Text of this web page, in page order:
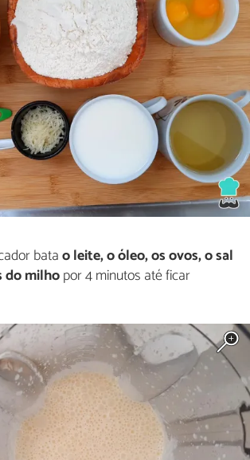
batao leite, o óleo, os ovos, o sal
do milhopor 4 minutos até ficar